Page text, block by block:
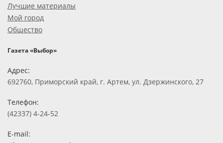
Лучшие материалы
Мой город
Общество
Газета «Выбор»
Адрес:
692760, Приморский край, г. Артем, ул. Дзержинского, 27
Телефон:
(42337) 4-24-52
E-mail: